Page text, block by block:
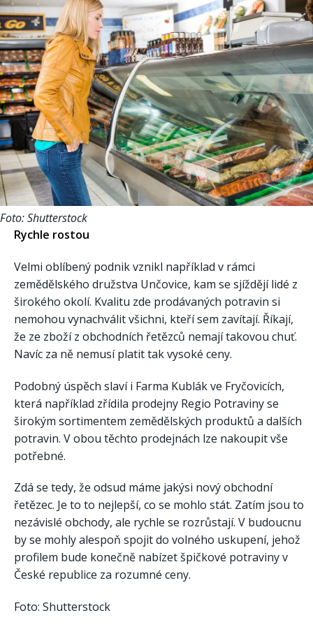
Foto: Shutterstock
Rychle rostou
Velmi oblíbený podnik vznikl například v rámci
zemědělského družstva Unčovice, kam se sjíždějí lidé z
širokého okolí. Kvalitu zde prodávaných potravin si
nemohou vynachválit všichni, kteří sem zavítají. Říkají,
že ze zboží z obchodních řetězců nemají takovou chuť.
Navíc za ně nemusí platit tak vysoké ceny.
Podobný úspěch slaví i Farma Kublák ve Fryčovicích,
která například zřídila prodejny Regio Potraviny se
širokým sortimentem zemědělských produktů a dalších
potravin. V obou těchto prodejnách lze nakoupit vše
potřebné.
Zdá se tedy, že odsud máme jakýsi nový obchodní
řetězec. Je to to nejlepší, co se mohlo stát. Zatím jsou to
nezávislé obchody, ale rychle se rozrůstají. V budoucnu
by se mohly alespoň spojit do volného uskupení, jehož
profilem bude konečně nabízet špičkové potraviny v
České republice za rozumné ceny.
Foto: Shutterstock